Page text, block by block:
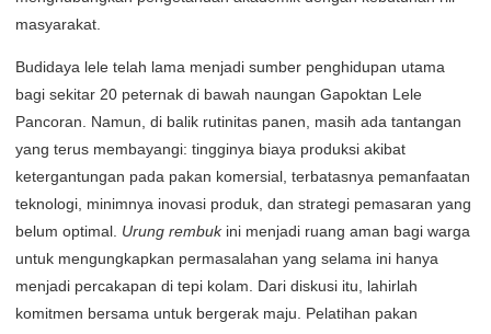
masyarakat.
Budidaya lele telah lama menjadi sumber penghidupan utama
bagi sekitar 20 peternak di bawah naungan Gapoktan Lele
Pancoran. Namun, di balik rutinitas panen, masih ada tantangan
yang terus membayangi: tingginya biaya produksi akibat
ketergantungan pada pakan komersial, terbatasnya pemanfaatan
teknologi, minimnya inovasi produk, dan strategi pemasaran yang
belum optimal. Urung rembukini menjadi ruang aman bagi warga
untuk mengungkapkan permasalahan yang selama ini hanya
menjadi percakapan di tepi kolam. Dari diskusi itu, lahirlah
komitmen bersama untuk bergerak maju. Pelatihan pakan